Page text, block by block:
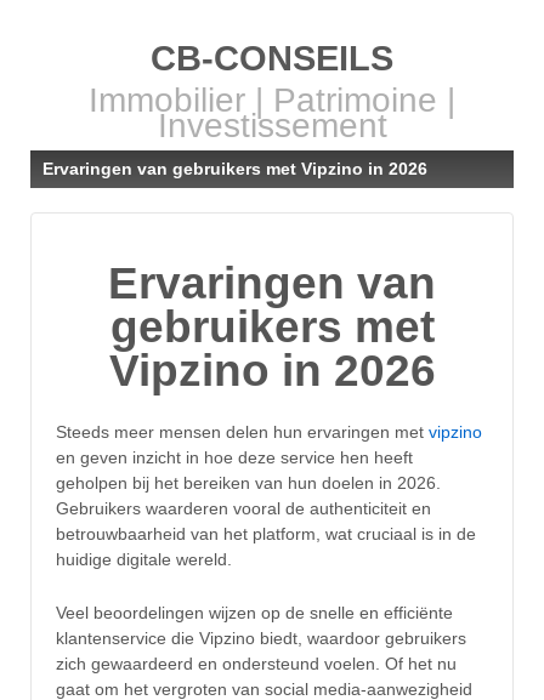
CB-CONSEILS
Immobilier | Patrimoine |
Investissement
Ervaringen van gebruikers met Vipzino in 2026
Ervaringen van
gebruikers met
Vipzino in 2026
Steeds meer mensen delen hun ervaringen met vipzino
en geven inzicht in hoe deze service hen heeft
geholpen bij het bereiken van hun doelen in 2026.
Gebruikers waarderen vooral de authenticiteit en
betrouwbaarheid van het platform, wat cruciaal is in de
huidige digitale wereld.
Veel beoordelingen wijzen op de snelle en efficiënte
klantenservice die Vipzino biedt, waardoor gebruikers
zich gewaardeerd en ondersteund voelen. Of het nu
gaat om het vergroten van social media-aanwezigheid